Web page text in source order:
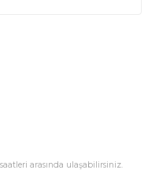
arasında ulaşabilirsiniz.